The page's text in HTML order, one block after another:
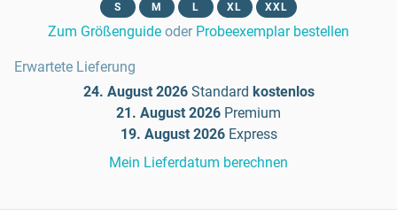
S M L XL XXL
Zum Größenguide oder Probeexemplar bestellen
Erwartete Lieferung
24. August 2026 Standard kostenlos
21. August 2026 Premium
19. August 2026 Express
Mein Lieferdatum berechnen